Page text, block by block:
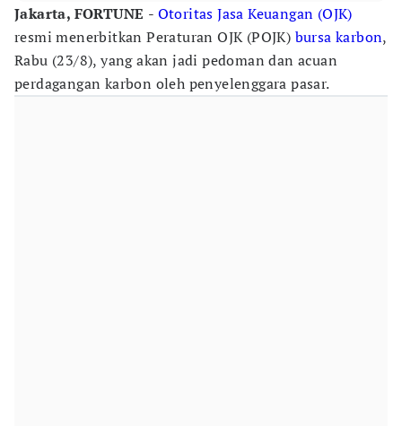
Jakarta, FORTUNE - Otoritas Jasa Keuangan (OJK)
resmi menerbitkan Peraturan OJK (POJK) bursa karbon,
Rabu (23/8), yang akan jadi pedoman dan acuan
perdagangan karbon oleh penyelenggara pasar.